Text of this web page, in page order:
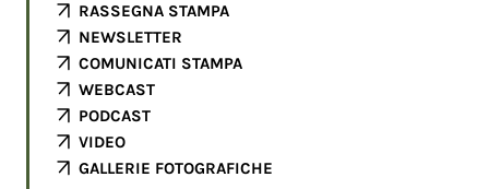
RASSEGNA STAMPA
NEWSLETTER
COMUNICATI STAMPA
WEBCAST
PODCAST
VIDEO
GALLERIE FOTOGRAFICHE